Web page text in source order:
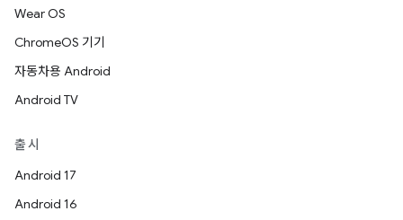
Wear OS
ChromeOS 기기
자동차용 Android
Android TV
출시
Android 17
Android 16